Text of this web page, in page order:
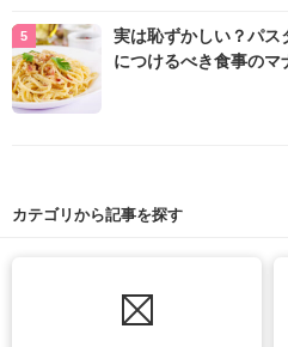
実は恥ずかしい？パス
につけるべき食事のマ
カテゴリから記事を探す